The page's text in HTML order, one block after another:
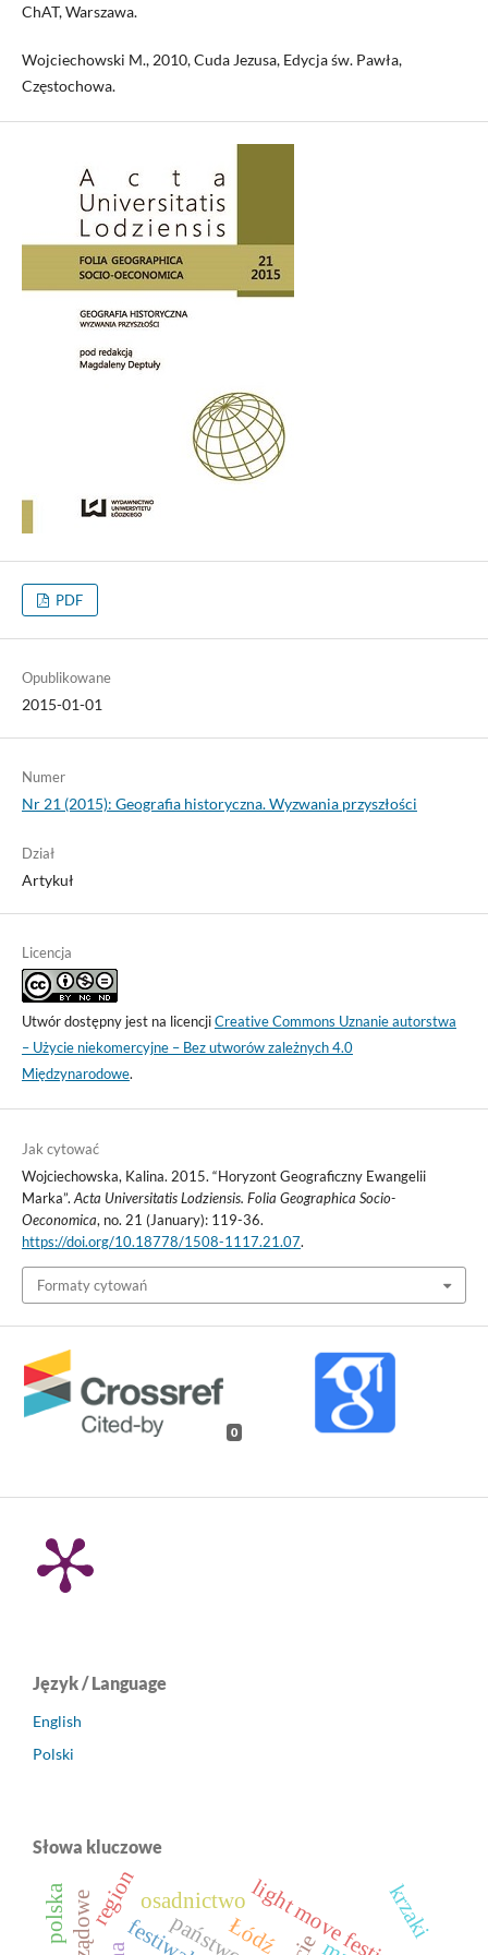
ChAT, Warszawa.
Wojciechowski M., 2010, Cuda Jezusa, Edycja św. Pawła,
Częstochowa.
PDF
Opublikowane
2015-01-01
Numer
Nr 21 (2015): Geografia historyczna. Wyzwania przyszłości
Dział
Artykuł
Licencja
Utwór dostępny jest na licencjiCreative Commons Uznanie autorstwa
– Użycie niekomercyjne – Bez utworów zależnych 4.0
Międzynarodowe.
Jak cytować
Wojciechowska, Kalina. 2015. “Horyzont Geograficzny Ewangelii
Marka”. Acta Universitatis Lodziensis. Folia Geographica Socio-
Oeconomica, no. 21 (January): 119-36.
https://doi.org/10.18778/1508-1117.21.07.
Formaty cytowań
0
Język / Language
English
Polski
Słowa kluczowe
państwolight move festival
Łódź
osadnictwo
polska region krzaki